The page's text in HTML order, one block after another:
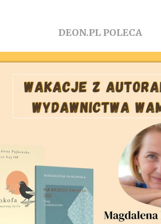
DEON.PL POLECA